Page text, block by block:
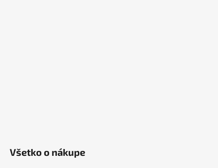
Všetko o nákupe